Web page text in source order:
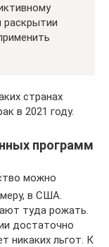
раскрытии
странах
в 2021 году.
программ
можно
в США.
туда рожать.
достаточно
никаких льгот. К